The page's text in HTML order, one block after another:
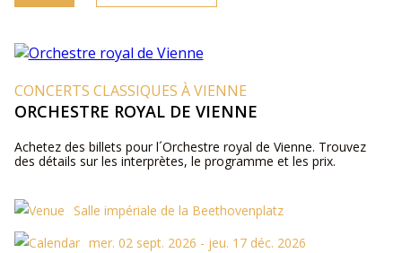
CONCERTS CLASSIQUES À VIENNE
ORCHESTRE ROYAL DE VIENNE
Achetez des billets pour l´Orchestre royal de Vienne. Trouvez
des détails sur les interprètes, le programme et les prix.
Salle impériale de la Beethovenplatz
mer. 02 sept. 2026 - jeu. 17 déc. 2026